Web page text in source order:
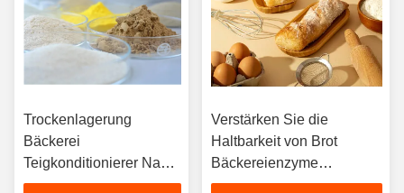
Trockenlagerung
Bäckerei
Teigkonditionierer Nach
dem Öffnen den Deckel
Verstärken Sie die
Haltbarkeit von Brot
Bäckereienzyme
Erweitern und verbessern